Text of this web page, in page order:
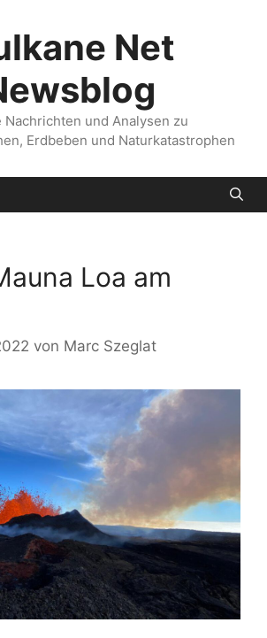
Net
Nachrichten und Analysen zu
Erdbeben und Naturkatastrophen
Loa am
von Marc Szeglat